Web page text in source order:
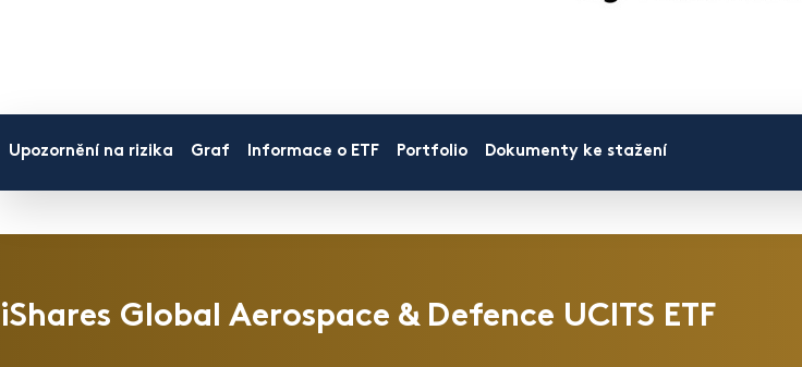
Upozornění na rizika Graf Informace o ETF Portfolio Dokumenty ke stažení
iShares Global Aerospace & Defence UCITS ETF